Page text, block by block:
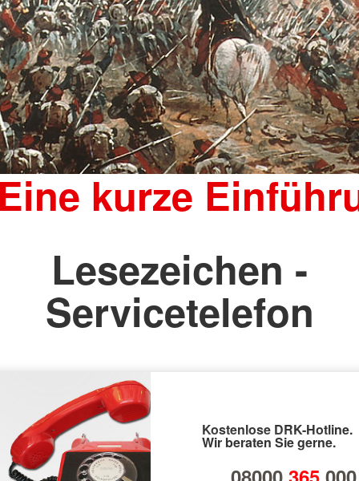
kurze
Lesezeichen -
Servicetelefon
Kostenlose DRK-Hotline.
Wir beraten Sie gerne.